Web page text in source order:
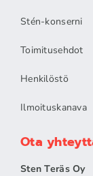
Stén-konserni
Toimitusehdot
Henkilöstö
Ilmoituskanava
Ota
Sten Teräs Oy